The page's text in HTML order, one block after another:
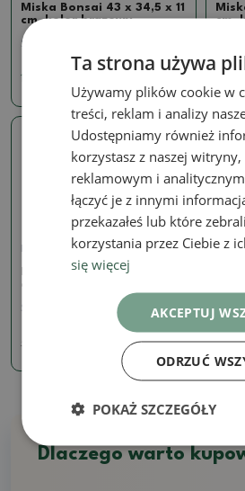
Miska Bonsai 43 x 34,5 x 11
cm, kolor brązowy
SKU:
173.57 zł
cm,
Podpisane (oznaczone) miski
Miska Bonsai 21 x 21 x 9
cm, kolor niebieski
1167-CH-2022-37
157.63
Dlaczego warto
Ta strona używa
Używamy plików cookie w
treści, reklam i analizy
Udostępniamy również
korzystasz z naszej
reklamowym i
łączyć je z innymi
przekazałeś lub które
korzystania przez Ciebie z
się więcej
AKCEPTUJ
ODRZUĆ
POKAŻ SZCZEGÓŁY